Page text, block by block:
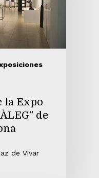
la Expo
de
de Vivar